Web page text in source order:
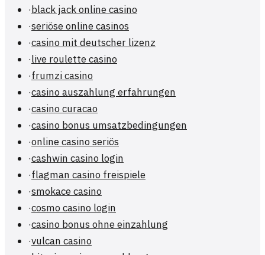
·black jack online casino
·seriöse online casinos
·casino mit deutscher lizenz
·live roulette casino
·frumzi casino
·casino auszahlung erfahrungen
·casino curacao
·casino bonus umsatzbedingungen
·online casino seriös
·cashwin casino login
·flagman casino freispiele
·smokace casino
·cosmo casino login
·casino bonus ohne einzahlung
·vulcan casino